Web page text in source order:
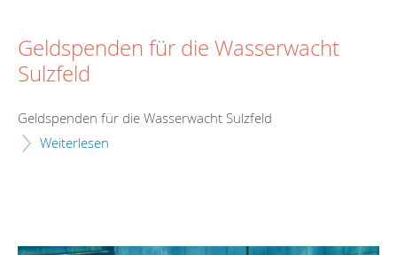
Geldspenden für die Wasserwacht
Sulzfeld
Geldspenden für die Wasserwacht Sulzfeld
Weiterlesen